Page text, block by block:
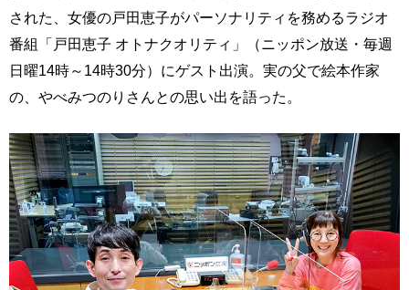
された、女優の戸田恵子がパーソナリティを務めるラジオ
番組「戸田恵子 オトナクオリティ」（ニッポン放送・毎週
日曜14時～14時30分）にゲスト出演。実の父で絵本作家
の、やべみつのりさんとの思い出を語った。